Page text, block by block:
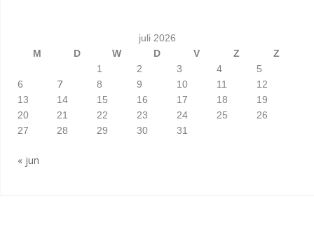
juli 2026
M
D W D V Z
Z
1
2 3 4
5
6
7 8 9 10 11
12
13
14 15 16 17 18
19
20
21 22 23 24 25
26
27
28 29 30 31
« jun